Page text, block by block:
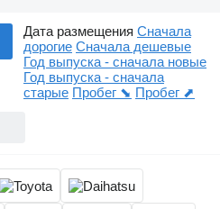
Дата размещения Сначала
дорогие Сначала дешевые
Год выпуска - сначала новые
Год выпуска - сначала
старые Пробег ⬊ Пробег ⬈